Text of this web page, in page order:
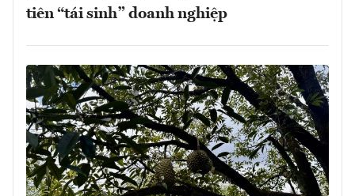
tiên “tái sinh” doanh nghiệp